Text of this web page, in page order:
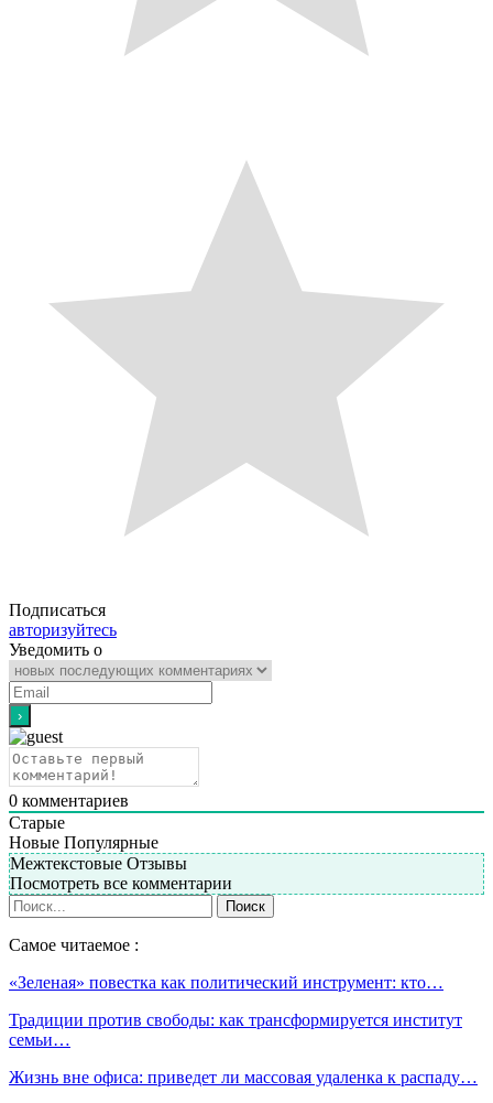
Подписаться
авторизуйтесь
Уведомить о
0 комментариев
Старые
Новые Популярные
Межтекстовые Отзывы
Посмотреть все комментарии
Самое читаемое :
«Зеленая» повестка как политический инструмент: кто…
Традиции против свободы: как трансформируется институт
семьи…
Жизнь вне офиса: приведет ли массовая удаленка к распаду…